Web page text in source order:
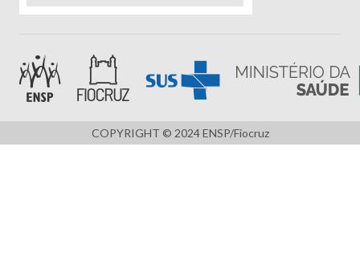
COPYRIGHT © 2024 ENSP/Fiocruz